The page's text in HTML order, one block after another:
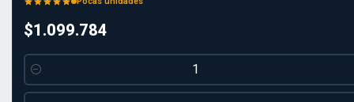
$1.099.784
Cantidad